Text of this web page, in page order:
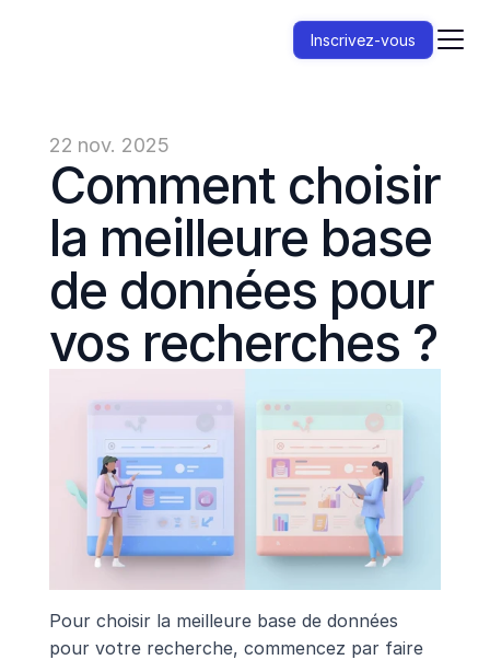
22 nov. 2025
Comment choisir
la meilleure base
de données pour
vos recherches ?
Pour choisir la meilleure base de données
pour votre recherche, commencez par faire
Inscrivez-vous